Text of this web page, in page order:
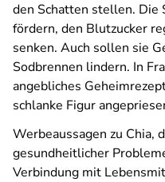
den Schatten stellen. Die
fördern, den Blutzucker
senken. Auch sollen sie
Sodbrennen lindern. In
angebliches
schlanke Figur
Werbeaussagen zu Chia,
gesundheitlicher
Verbindung mit